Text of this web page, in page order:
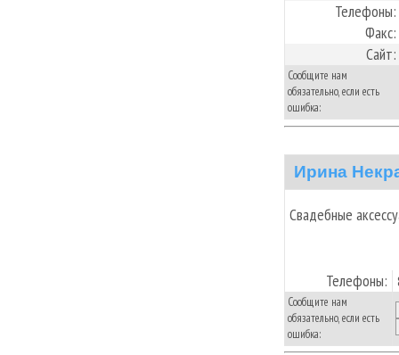
Телефоны:
Факс:
Сайт:
Сообщите нам
обязательно, если есть
ошибка:
Ирина
Свадебные
Телефоны:
Сообщите нам
обязательно, если есть
ошибка: